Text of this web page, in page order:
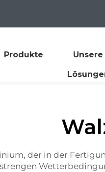
Produkte Unsere
der in der